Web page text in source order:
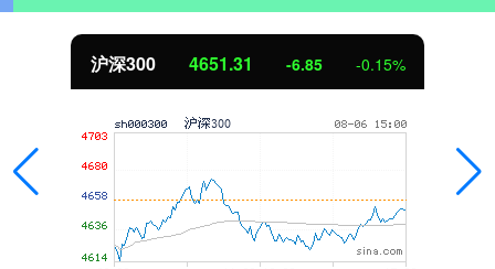
沪深300 4651.31 -6.85 -0.15%